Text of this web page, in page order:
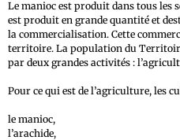
Le manioc est produit dans tous les
est produit en grande quantité et
la commercialisation. Cette
territoire. La population du
par deux grandes activités :
Pour ce qui est de l’agriculture, les
le manioc,
l’arachide,